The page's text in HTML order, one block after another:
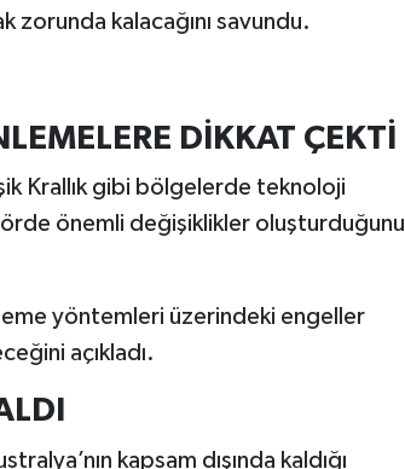
kalacağını savundu.
DİKKAT ÇEKTİ
Krallık gibi bölgelerde teknoloji
önemli değişiklikler oluşturduğunu
yöntemleri üzerindeki engeller
açıkladı.
kapsam dışında kaldığı